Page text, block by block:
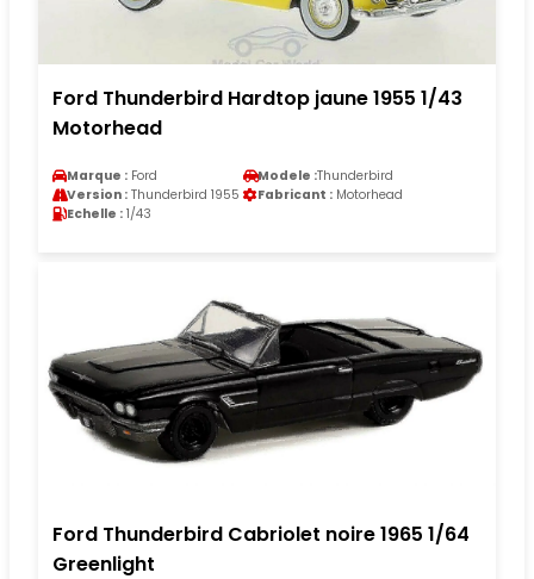
Ford Thunderbird Hardtop jaune 1955 1/43
Motorhead
Marque : Ford Modele :Thunderbird
Version : Thunderbird 1955 Fabricant : Motorhead
Echelle : 1/43
Ford Thunderbird Cabriolet noire 1965 1/64
Greenlight